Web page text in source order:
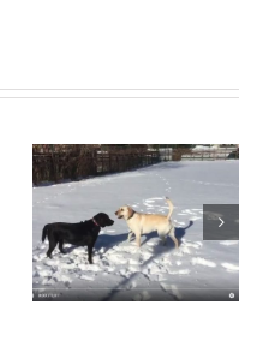
佐久インターウェーブ
ドッグランで遊ぶサフ
ランとメイプル